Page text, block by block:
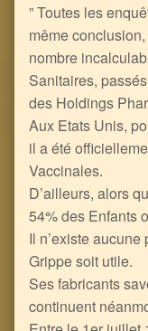
” Toutes les
même
nombre
Sanitaires,
des Holdings
Aux Etats Unis,
il a été
Vaccinales.
D’ailleurs, alors
54% des Enfants
Il n’existe
Grippe soit utile.
Ses fabricants
continuent